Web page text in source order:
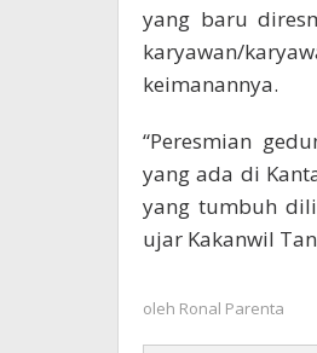
yang baru
karyawan/
keimanannya.
“Peresmian
yang ada di
yang tumbuh
ujar Kakanwil
oleh Ronal Parenta